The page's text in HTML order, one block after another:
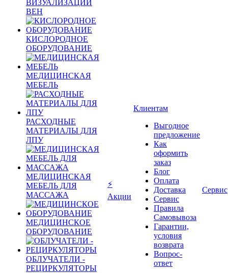
ВИЗУАЛИЗАЦИИ
ВЕН
КИСЛОРОДНОЕ
ОБОРУДОВАНИЕ
МЕДИЦИНСКАЯ
МЕБЕЛЬ
РАСХОДНЫЕ
МАТЕРИАЛЫ ДЛЯ
ЛПУ
МЕДИЦИНСКАЯ
МЕБЕЛЬ ДЛЯ
МАССАЖА
МЕДИЦИНСКОЕ
ОБОРУДОВАНИЕ
ОБЛУЧАТЕЛИ -
РЕЦИРКУЛЯТОРЫ
⚡
Акции
Клиентам
Выгодное
предложение
Как
оформить
заказ
Блог
Оплата
Доставка
Сервис
Правила
Самовывоза
Гарантии,
условия
возврата
Вопрос-
ответ
Сервис